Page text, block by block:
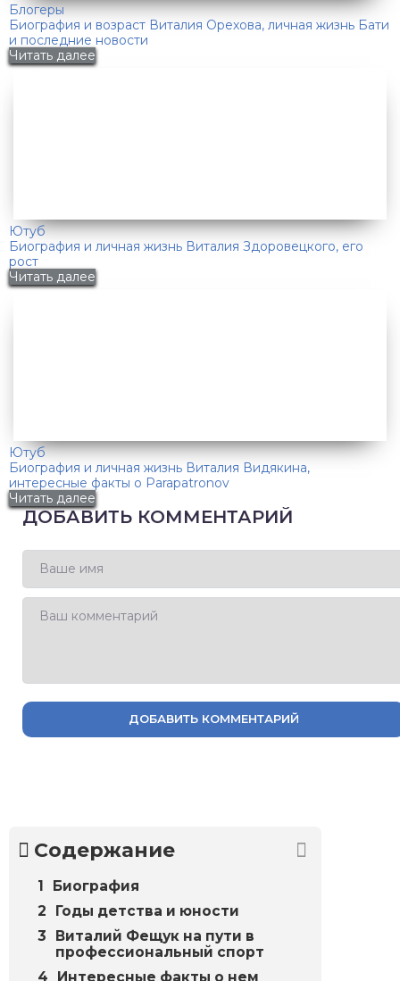
Блогеры
Биография и возраст Виталия Орехова, личная жизнь Бати
и последние новости
Читать далее
Ютуб
Биография и личная жизнь Виталия Здоровецкого, его
рост
Читать далее
Ютуб
Биография и личная жизнь Виталия Видякина,
интересные факты о Parapatronov
Читать далее
ДОБАВИТЬ КОММЕНТАРИЙ
ДОБАВИТЬ КОММЕНТАРИЙ
Содержание
Биография
Годы детства и юности
Виталий Фещук на пути в
профессиональный спорт
Интересные факты о нем